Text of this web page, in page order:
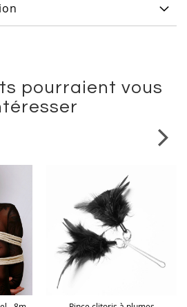
pourraient vous